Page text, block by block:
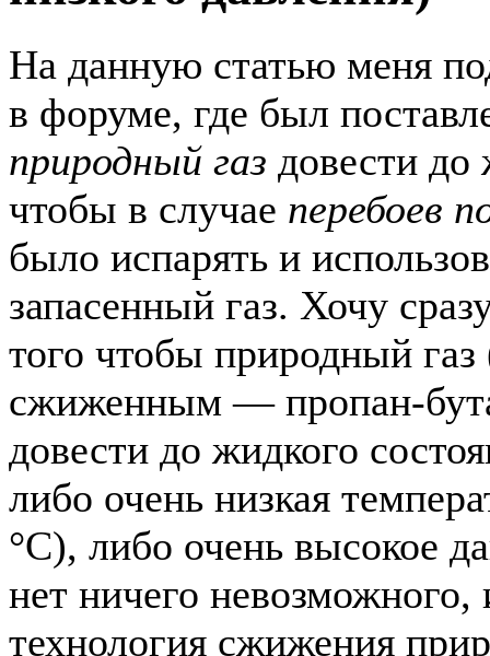
На данную статью меня
в форуме, где был
природный газ довести до
чтобы в случае перебоев
было испарять и
запасенный газ. Хочу
того чтобы природный газ
сжиженным — пропан-
довести до жидкого
либо очень низкая
°C), либо очень высокое
нет ничего невозможного,
технология сжижения